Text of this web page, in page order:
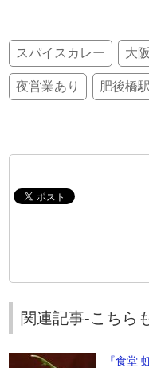
スパイスカレー 大
夜営業あり 肥後橋駅
関連記事-こちら
『食堂